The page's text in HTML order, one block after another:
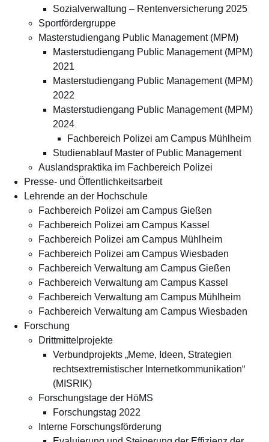
Sozialverwaltung – Rentenversicherung 2025
Sportfördergruppe
Masterstudiengang Public Management (MPM)
Masterstudiengang Public Management (MPM)
2021
Masterstudiengang Public Management (MPM)
2022
Masterstudiengang Public Management (MPM)
2024
Fachbereich Polizei am Campus Mühlheim
Studienablauf Master of Public Management
Auslandspraktika im Fachbereich Polizei
Presse- und Öffentlichkeitsarbeit
Lehrende an der Hochschule
Fachbereich Polizei am Campus Gießen
Fachbereich Polizei am Campus Kassel
Fachbereich Polizei am Campus Mühlheim
Fachbereich Polizei am Campus Wiesbaden
Fachbereich Verwaltung am Campus Gießen
Fachbereich Verwaltung am Campus Kassel
Fachbereich Verwaltung am Campus Mühlheim
Fachbereich Verwaltung am Campus Wiesbaden
Forschung
Drittmittelprojekte
Verbundprojekts „Meme, Ideen, Strategien
rechtsextremistischer Internetkommunikation“
(MISRIK)
Forschungstage der HöMS
Forschungstag 2022
Interne Forschungsförderung